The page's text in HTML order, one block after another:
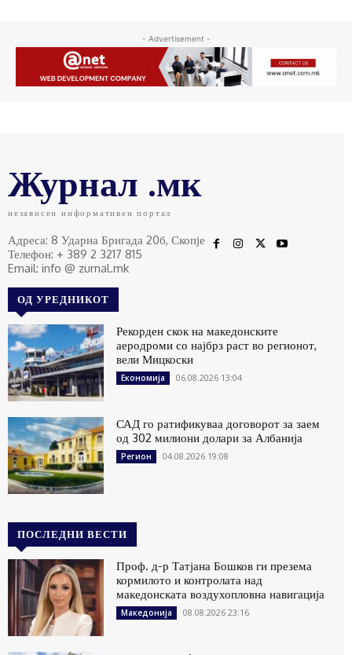
- Advertisement -
Журнал .мк
независен информативен портал
Адреса: 8 Ударна Бригада 20б, Скопје
Телефон: + 389 2 3217 815
Email: info @ zurnal.mk
ОД УРЕДНИКОТ
Рекорден скок на македонските
аеродроми со најбрз раст во регионот,
вели Мицкоски
Економија 06.08.2026 13:04
САД го ратификуваа договорот за заем
од 302 милиони долари за Албанија
Регион 04.08.2026 19:08
ПОСЛЕДНИ ВЕСТИ
Проф. д-р Татјана Бошков ги презема
кормилото и контролата над
македонската воздухопловна навигација
Македонија 08.08.2026 23:16